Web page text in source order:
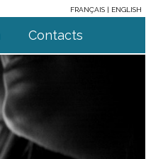
FRANÇAIS
ENGLISH
Contacts